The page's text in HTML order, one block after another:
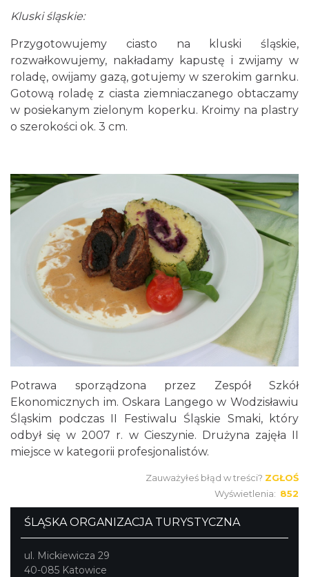
Kluski śląskie:
Przygotowujemy ciasto na kluski śląskie,
rozwałkowujemy, nakładamy kapustę i zwijamy w
roladę, owijamy gazą, gotujemy w szerokim garnku.
Gotową roladę z ciasta ziemniaczanego obtaczamy
w posiekanym zielonym koperku. Kroimy na plastry
o szerokości ok. 3 cm.
Potrawa sporządzona przez Zespół Szkół
Ekonomicznych im. Oskara Langego w Wodzisławiu
Śląskim podczas II Festiwalu Śląskie Smaki, który
odbył się w 2007 r. w Cieszynie. Drużyna zajęła II
miejsce w kategorii profesjonalistów.
Zauważyłeś błąd w treści? ZGŁOŚ
Wyświetlenia: 852
ŚLĄSKA ORGANIZACJA TURYSTYCZNA
ul. Mickiewicza 29
40-085 Katowice